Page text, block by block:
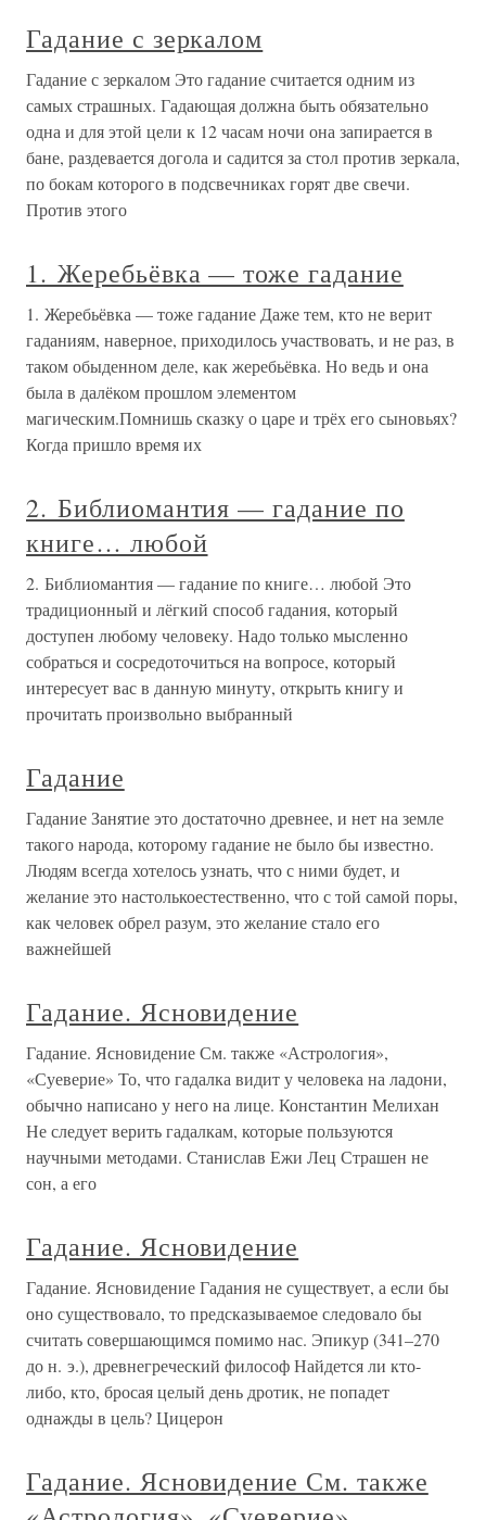
Гадание с зеркалом
Гадание с зеркалом Это гадание считается одним из
самых страшных. Гадающая должна быть обязательно
одна и для этой цели к 12 часам ночи она запирается в
бане, раздевается догола и садится за стол против зеркала,
по бокам которого в подсвечниках горят две свечи.
Против этого
1. Жеребьёвка — тоже гадание
1. Жеребьёвка — тоже гадание Даже тем, кто не верит
гаданиям, наверное, приходилось участвовать, и не раз, в
таком обыденном деле, как жеребьёвка. Но ведь и она
была в далёком прошлом элементом
магическим.Помнишь сказку о царе и трёх его сыновьях?
Когда пришло время их
2. Библиомантия — гадание по
книге… любой
2. Библиомантия — гадание по книге… любой Это
традиционный и лёгкий способ гадания, который
доступен любому человеку. Надо только мысленно
собраться и сосредоточиться на вопросе, который
интересует вас в данную минуту, открыть книгу и
прочитать произвольно выбранный
Гадание
Гадание Занятие это достаточно древнее, и нет на земле
такого народа, которому гадание не было бы известно.
Людям всегда хотелось узнать, что с ними будет, и
желание это настолькоестественно, что с той самой поры,
как человек обрел разум, это желание стало его
важнейшей
Гадание. Ясновидение
Гадание. Ясновидение См. также «Астрология»,
«Суеверие» То, что гадалка видит у человека на ладони,
обычно написано у него на лице. Константин Мелихан
Не следует верить гадалкам, которые пользуются
научными методами. Станислав Ежи Лец Страшен не
сон, а его
Гадание. Ясновидение
Гадание. Ясновидение Гадания не существует, а если бы
оно существовало, то предсказываемое следовало бы
считать совершающимся помимо нас. Эпикур (341–270
до н. э.), древнегреческий философ Найдется ли кто-
либо, кто, бросая целый день дротик, не попадет
однажды в цель? Цицерон
Гадание. Ясновидение См. также